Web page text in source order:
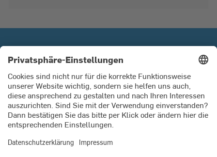
SWKiel Netz GmbH
Ein Unternehmen der Stadtwerke Kiel AG.
Unter unserer Servicenummer helfen wir Ihnen gern bei
Fragen zu Strom, Erdgas, Wasser und Wärme.
Mo bis Fr 8 - 16 Uhr.
0431 594 3410